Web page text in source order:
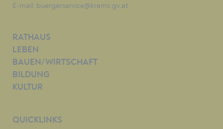
E-mail: buergerservice@krems.gv.at
RATHAUS
LEBEN
BAUEN/WIRTSCHAFT
BILDUNG
KULTUR
QUICKLINKS